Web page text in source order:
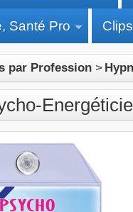
Santé Pro
par Profession >